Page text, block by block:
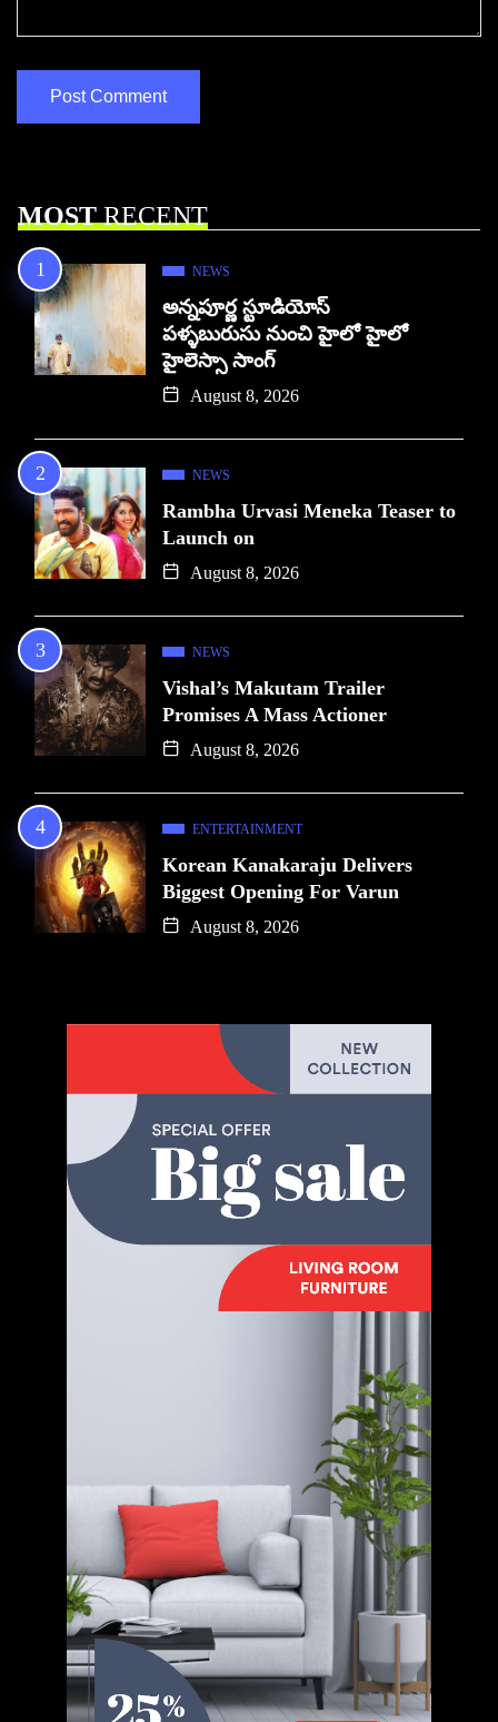
MOSTRECENT
NEWS
అన్నపూర్ణ స్టూడియోస్
పళ్ళబురుసు నుంచి హైలో హైలో
హైలెస్సా సాంగ్
August 8, 2026
NEWS
Rambha Urvasi Meneka Teaser to
Launch on
August 8, 2026
NEWS
Vishal’s Makutam Trailer
Promises A Mass Actioner
August 8, 2026
ENTERTAINMENT
Korean Kanakaraju Delivers
Biggest Opening For Varun
August 8, 2026